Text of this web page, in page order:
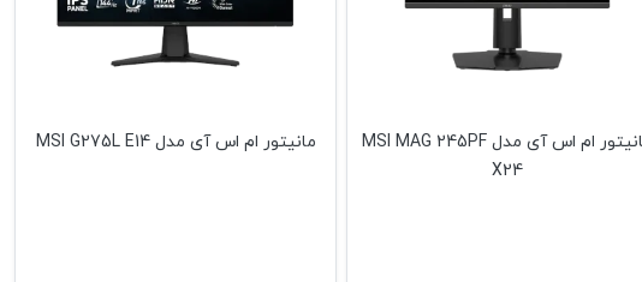
مانیتور ام اس آی مدل MSI MAG 245PF
X24
مانیتور ام اس آی مدل MSI G275L E14